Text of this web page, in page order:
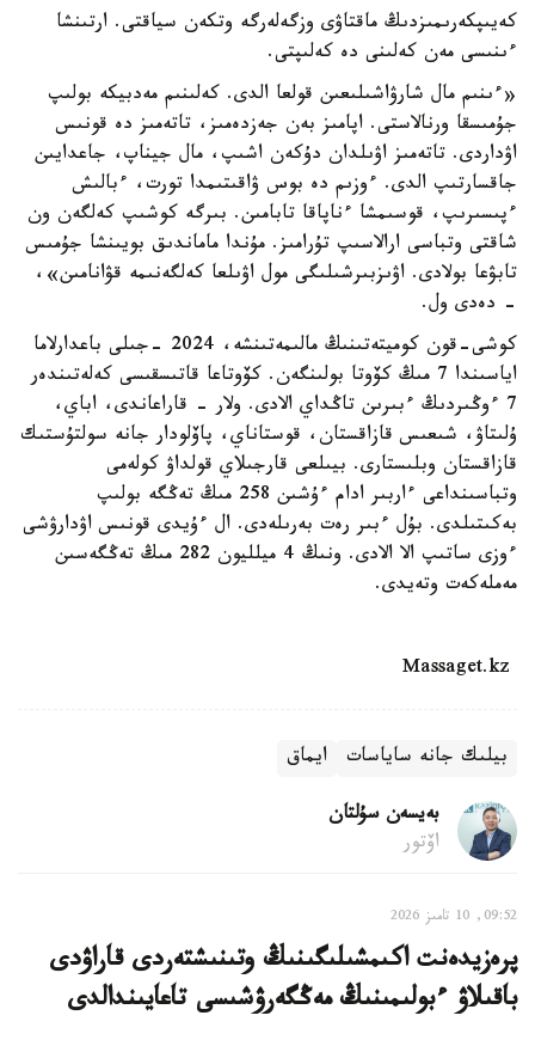
كەيىپكەرىمىزدىڭ ماقتاۋى وزگەلەرگە وتكەن سياقتى. ارتىنشا
ءىنىسى مەن كەلىنى دە كەلىپتى.
«ءىنىم مال شارۋاشىلىعىن قولعا الدى. كەلىنىم مەدبيكە بولىپ
جۇمىسقا ورنالاستى. اپامىز بەن جەزدەمىز، تاتەمىز دە قونىس
اۋداردى. تاتەمىز اۋىلدان دۇكەن اشىپ، مال جيناپ، جاعدايىن
جاقسارتىپ الدى. ءوزىم دە بوس ۋاقىتىمدا تورت، ءبالىش
ءپىسىرىپ، قوسىمشا ءناپاقا تابامىن. بىرگە كوشىپ كەلگەن ون
شاقتى وتباسى ارالاسىپ تۇرامىز. مۇندا ماماندىق بويىنشا جۇمىس
تابۋعا بولادى. اۋىزبىرشىلىگى مول اۋىلعا كەلگەنىمە قۋانامىن»،
- دەدى ول.
كوشى-قون كوميتەتىنىڭ مالىمەتىنشە، 2024 -جىلى باعدارلاما
اياسىندا 7 مىڭ كۆوتا بولىنگەن. كۆوتاعا قاتىسقىسى كەلەتىندەر
7 ءوڭىردىڭ ءبىرىن تاڭداي الادى. ولار - قاراعاندى، اباي،
ۇلىتاۋ، شىعىس قازاقستان، قوستاناي، پاۆلودار جانە سولتۇستىك
قازاقستان وبلىستارى. بيىلعى قارجىلاي قولداۋ كولەمى
وتباسىنداعى ءاربىر ادام ءۇشىن 258 مىڭ تەڭگە بولىپ
بەكىتىلدى. بۇل ءبىر رەت بەرىلەدى. ال ءۇيدى قونىس اۋدارۋشى
ءوزى ساتىپ الا الادى. ونىڭ 4 ميلليون 282 مىڭ تەڭگەسىن
مەملەكەت وتەيدى.
بيلىك جانە ساياسات ايماق
بەيسەن سۇلتان
اۆتور
09:52, 10 تامىز 2026
پرەزيدەنت اكىمشىلىگىنىڭ وتىنىشتەردى قاراۋدى
باقىلاۋ ءبولىمىنىڭ مەڭگەرۋشىسى تاعايىندالدى